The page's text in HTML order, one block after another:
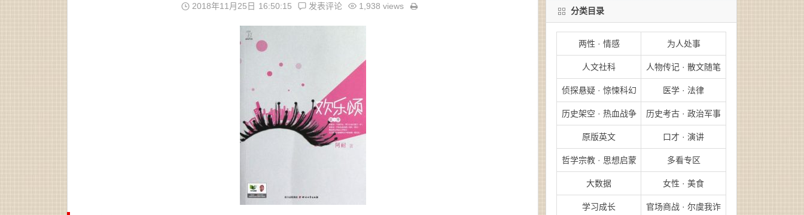
2018年11月25日 16:50:15 发表评论 1,938 views 分类目录
两性 · 情感 为人处事
人文社科 人物传记 · 散文随笔
侦探悬疑 · 惊悚科幻 医学 · 法律
历史架空 · 热血战争 历史考古 · 政治军事
原版英文 口才 · 演讲
哲学宗教 · 思想启蒙 多看专区
大数据 女性 · 美食
学习成长 官场商战 · 尔虞我诈